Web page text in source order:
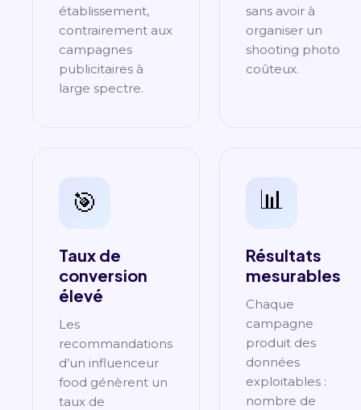
établissement,
contrairement aux
campagnes
publicitaires à
large spectre.
sans avoir à
organiser un
shooting photo
coûteux.
🎯
Taux de
conversion
élevé
Les
recommandations
d’un influenceur
food génèrent un
taux de
📊
Résultats
mesurables
Chaque
campagne
produit des
données
exploitables :
nombre de